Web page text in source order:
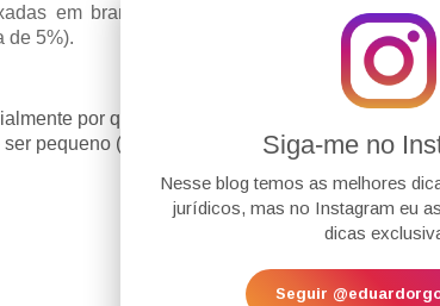
Siga-me no
Nesse blog temos as melhores
jurídicos, mas no Instagram eu
dicas
Seguir
em branco (eu não chegaria a 10%,
de 5%).
por que a prova é de 4 itens, bem
pequeno (precisar errar 4 questões para
CF